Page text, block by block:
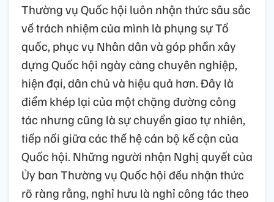
Thường vụ Quốc hội luôn nhận thức sâu sắc
về trách nhiệm của mình là phụng sự Tổ
quốc, phục vụ Nhân dân và góp phần xây
dựng Quốc hội ngày càng chuyên nghiệp,
hiện đại, dân chủ và hiệu quả hơn. Đây là
điểm khép lại của một chặng đường công
tác nhưng cũng là sự chuyển giao tự nhiên,
tiếp nối giữa các thế hệ cán bộ kế cận của
Quốc hội. Những người nhận Nghị quyết của
Ủy ban Thường vụ Quốc hội đều nhận thức
rõ ràng rằng, nghỉ hưu là nghỉ công tác theo